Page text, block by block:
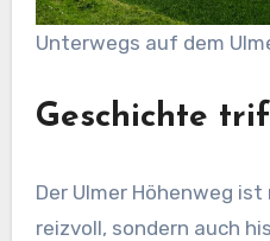
Unterwegs auf dem
Geschichte
Der Ulmer Höhenweg
reizvoll, sondern auch